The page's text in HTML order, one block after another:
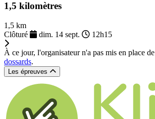
1,5 kilomètres
1,5 km
Clôturé
dim. 14 sept. 12h15
À ce jour, l'organisateur n'a pas mis en place de
dossards.
Les épreuves